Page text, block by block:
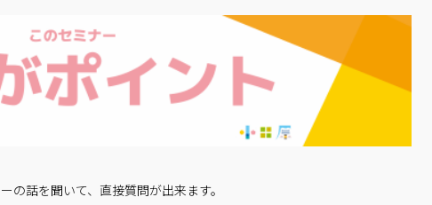
の話を聞いて、直接質問が出来ます。